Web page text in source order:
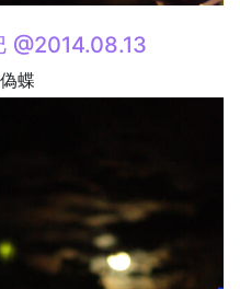
@2014.08.13
蝶